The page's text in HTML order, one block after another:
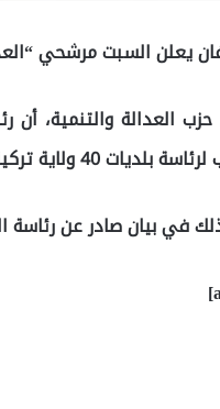
يعلن السبت مرشحي
حزب العدالة والتنمية،
بلديات 40 ولاية تركية.
في بيان صادر عن رئاسة